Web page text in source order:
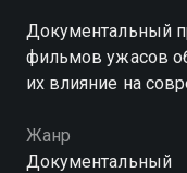
Документальный
фильмов ужасов
их влияние на
Жанр
Документальный